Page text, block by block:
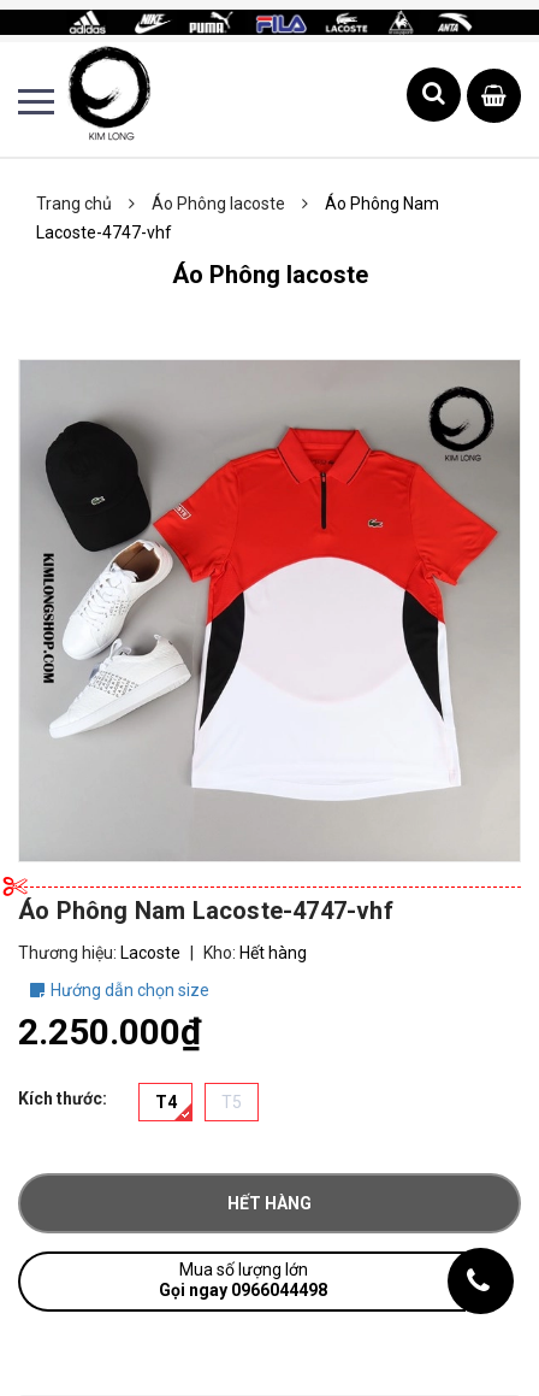
Trang chủ Áo Phông lacoste
Áo Phông Nam
Lacoste-4747-vhf
Áo Phông lacoste
Áo Phông Nam Lacoste-4747-vhf
Thương hiệu: Lacoste Kho: Hết hàng
Hướng dẫn chọn size
2.250.000₫
Kích thước: T4 T5
HẾT HÀNG
Mua số lượng lớn
Gọi ngay 0966044498